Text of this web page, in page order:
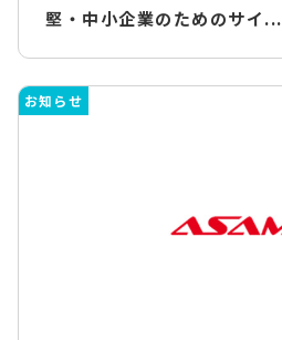
堅・中小企業のためのサイ...
お知らせ